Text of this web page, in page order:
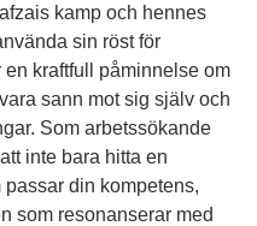
kamp och hennes
sin röst för
en kraftfull påminnelse om
sann mot sig själv och
Som arbetssökande
inte bara hitta en
passar din kompetens,
som resonanserar med